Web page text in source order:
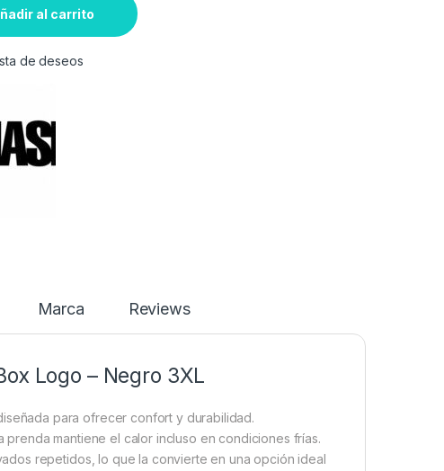
al carrito
de deseos
Marca Reviews
Logo – Negro 3XL
para ofrecer confort y durabilidad.
prenda mantiene el calor incluso en condiciones frías.
repetidos, lo que la convierte en una opción ideal